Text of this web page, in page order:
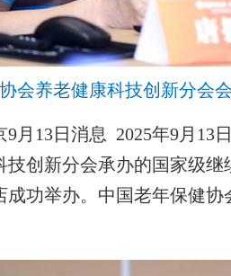
会养老健康科技创新分会
13日消息 2025年9月13
技创新分会承办的国家级
成功举办。中国老年保健